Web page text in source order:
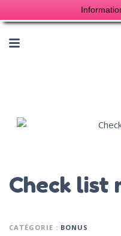
Check list
CATÉGORIE : BONUS